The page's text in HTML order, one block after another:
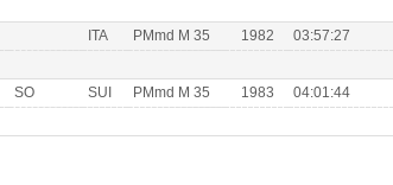
ITA PMmd M 35 1982 03:57:27
SO SUI PMmd M 35 1983 04:01:44